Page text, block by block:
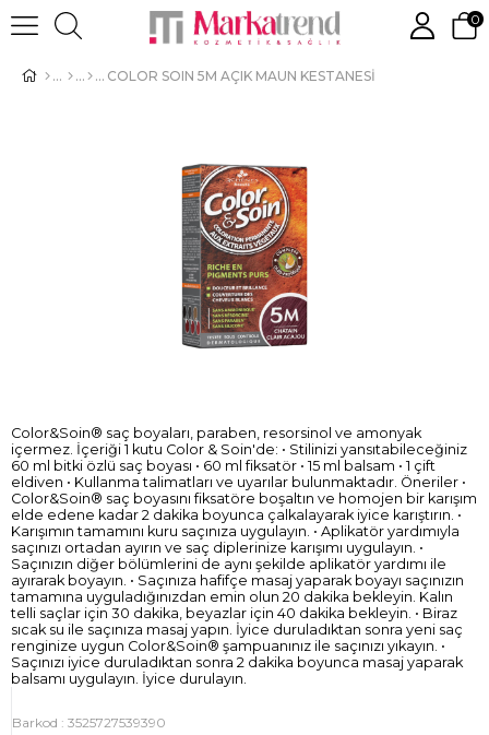
0
COLOR SOIN 5M AÇIK MAUN KESTANESİ
Color&Soin® saç boyaları, paraben, resorsinol ve amonyak
içermez. İçeriği 1 kutu Color & Soin'de: • Stilinizi yansıtabileceğiniz
60 ml bitki özlü saç boyası • 60 ml fiksatör • 15 ml balsam • 1 çift
eldiven • Kullanma talimatları ve uyarılar bulunmaktadır. Öneriler •
Color&Soin® saç boyasını fiksatöre boşaltın ve homojen bir karışım
elde edene kadar 2 dakika boyunca çalkalayarak iyice karıştırın. •
Karışımın tamamını kuru saçınıza uygulayın. • Aplikatör yardımıyla
saçınızı ortadan ayırın ve saç diplerinize karışımı uygulayın. •
Saçınızın diğer bölümlerini de aynı şekilde aplikatör yardımı ile
ayırarak boyayın. • Saçınıza hafifçe masaj yaparak boyayı saçınızın
tamamına uyguladığınızdan emin olun 20 dakika bekleyin. Kalın
telli saçlar için 30 dakika, beyazlar için 40 dakika bekleyin. • Biraz
sıcak su ile saçınıza masaj yapın. İyice duruladıktan sonra yeni saç
renginize uygun Color&Soin® şampuanınız ile saçınızı yıkayın. •
Saçınızı iyice duruladıktan sonra 2 dakika boyunca masaj yaparak
balsamı uygulayın. İyice durulayın.
Barkod : 3525727539390